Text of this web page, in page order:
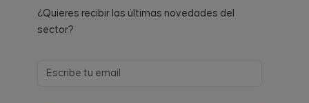
¿Quieres recibir las últimas novedades del
sector?